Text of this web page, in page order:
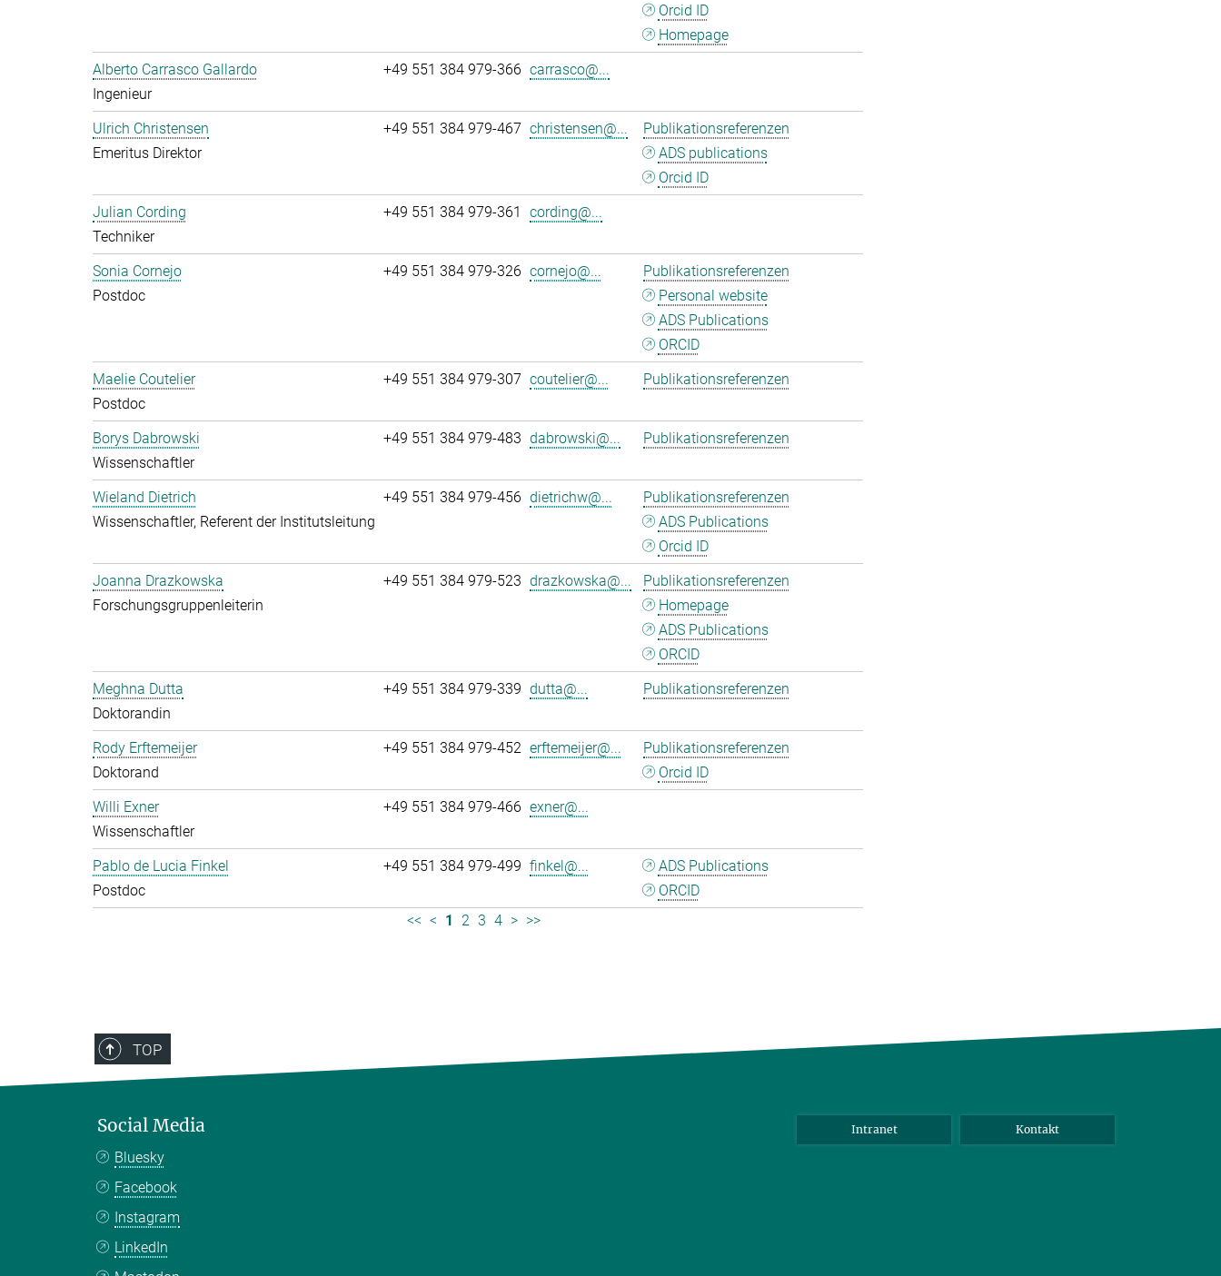
Orcid ID
Homepage
Alberto Carrasco Gallardo
Ingenieur
+49 551 384 979-366 carrasco@...
Ulrich Christensen
Emeritus Direktor
+49 551 384 979-467 christensen@...
Publikationsreferenzen
ADS publications
Orcid ID
Julian Cording
Techniker
+49 551 384 979-361 cording@...
Sonia Cornejo
Postdoc
+49 551 384 979-326 cornejo@...
Publikationsreferenzen
Personal website
ADS Publications
ORCID
Maelie Coutelier
Postdoc
+49 551 384 979-307 coutelier@... Publikationsreferenzen
Borys Dabrowski
Wissenschaftler
+49 551 384 979-483 dabrowski@... Publikationsreferenzen
Wieland Dietrich
Wissenschaftler, Referent der Institutsleitung
+49 551 384 979-456 dietrichw@...
Publikationsreferenzen
ADS Publications
Orcid ID
Joanna Drazkowska
Forschungsgruppenleiterin
+49 551 384 979-523 drazkowska@...
Publikationsreferenzen
Homepage
ADS Publications
ORCID
Meghna Dutta
Doktorandin
+49 551 384 979-339 dutta@... Publikationsreferenzen
Rody Erftemeijer
Doktorand
+49 551 384 979-452 erftemeijer@...
Publikationsreferenzen
Orcid ID
Willi Exner
Wissenschaftler
+49 551 384 979-466 exner@...
Pablo de Lucia Finkel
Postdoc
+49 551 384 979-499 finkel@...
ADS Publications
ORCID
<< < 1 2 3 4 > >>
TOP
Social Media
Bluesky
Facebook
Instagram
LinkedIn
Intranet Kontakt